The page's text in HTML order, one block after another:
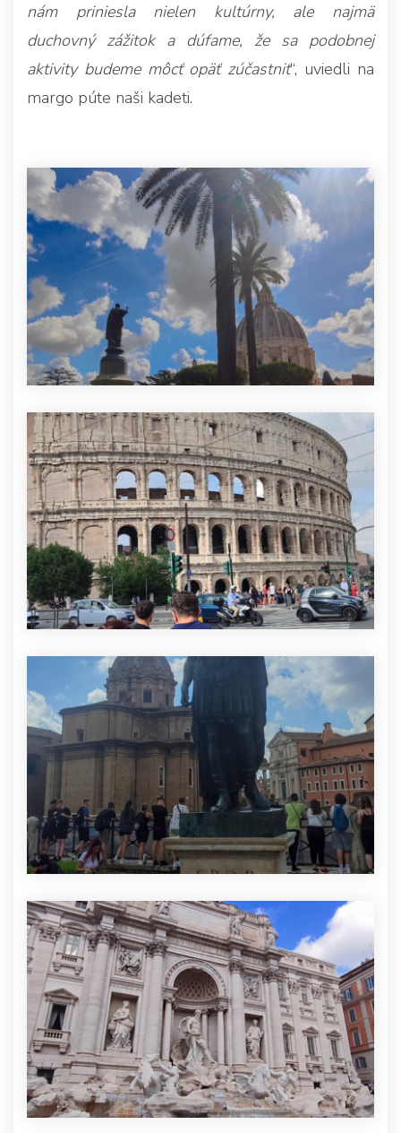
nám priniesla nielen kultúrny, ale najmä
duchovný zážitok a dúfame, že sa podobnej
aktivity budeme môcť opäť zúčastniť“, uviedli na
margo púte naši kadeti.